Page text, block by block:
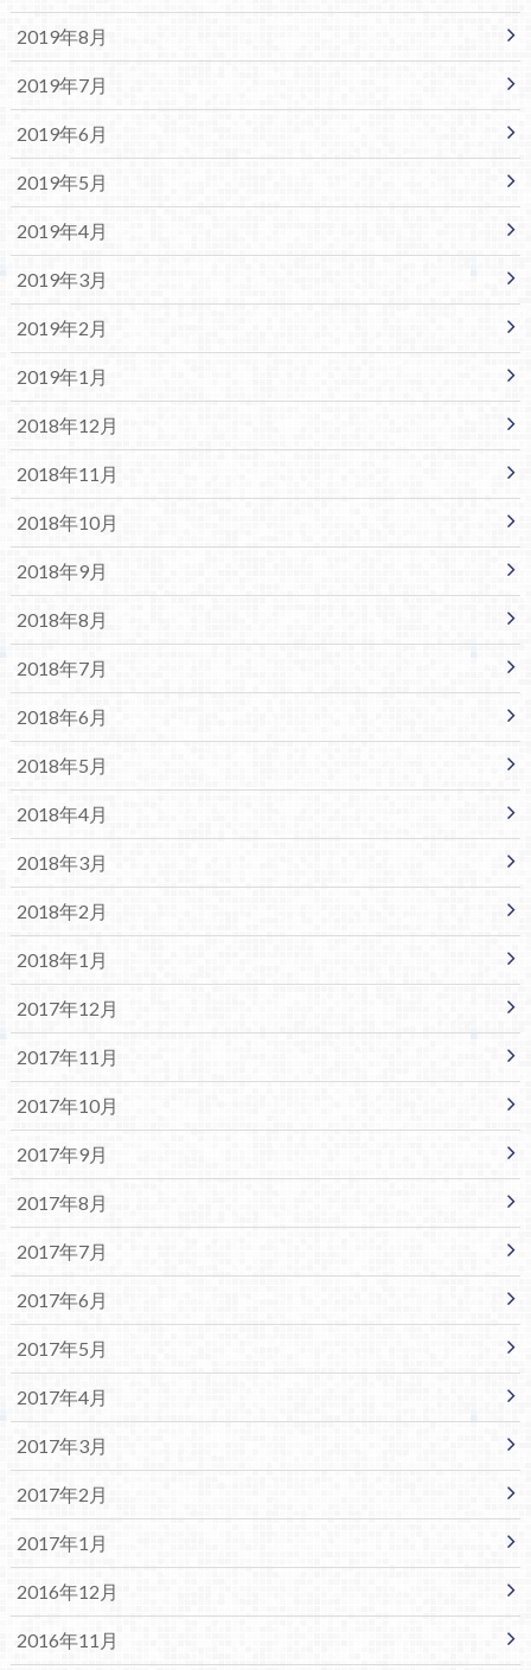
2019年8月
2019年7月
2019年6月
2019年5月
2019年4月
2019年3月
2019年2月
2019年1月
2018年12月
2018年11月
2018年10月
2018年9月
2018年8月
2018年7月
2018年6月
2018年5月
2018年4月
2018年3月
2018年2月
2018年1月
2017年12月
2017年11月
2017年10月
2017年9月
2017年8月
2017年7月
2017年6月
2017年5月
2017年4月
2017年3月
2017年2月
2017年1月
2016年12月
2016年11月